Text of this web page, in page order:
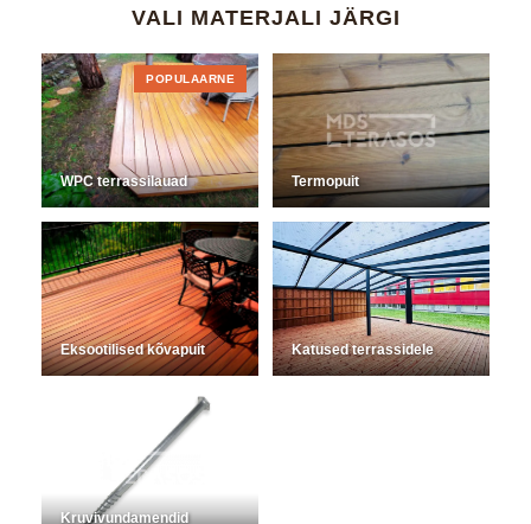
VALI MATERJALI JÄRGI
WPC terrassilauad
POPULAARNE
Termopuit
Eksootilised kõvapuit Katused terrassidele
Kruvivundamendid